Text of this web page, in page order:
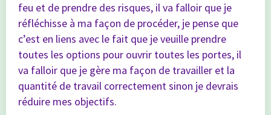
feu et de prendre des risques, il va falloir que je
réfléchisse à ma façon de procéder, je pense que
c’est en liens avec le fait que je veuille prendre
toutes les options pour ouvrir toutes les portes, il
va falloir que je gère ma façon de travailler et la
quantité de travail correctement sinon je devrais
réduire mes objectifs.